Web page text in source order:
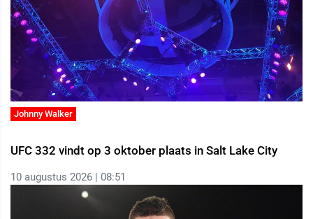
Johnny Walker
UFC 332 vindt op 3 oktober plaats in Salt Lake City
10 augustus 2026 | 08:51